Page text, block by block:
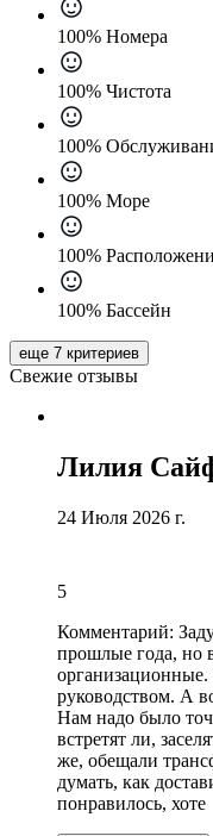
100% Номера
100% Чистота
100%
100% Море
100%
100% Бассейн
еще 7 критериев
Свежие отзывы
Лилия
24 Июля 2026 г.
5
Комментарий:
прошлые года, но
организационные.
руководством. А
Нам надо было
встретят ли,
же, обещали
думать, как
понравилось, хоте